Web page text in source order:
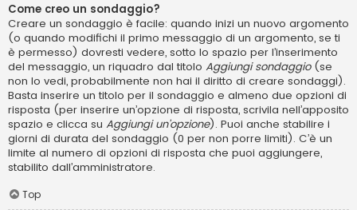
Come creo un sondaggio?
Creare un sondaggio è facile: quando inizi un nuovo argomento
(o quando modifichi il primo messaggio di un argomento, se ti
è permesso) dovresti vedere, sotto lo spazio per l’inserimento
del messaggio, un riquadro dal titolo Aggiungi sondaggio(se
non lo vedi, probabilmente non hai il diritto di creare sondaggi).
Basta inserire un titolo per il sondaggio e almeno due opzioni di
risposta (per inserire un’opzione di risposta, scrivila nell’apposito
spazio e clicca su Aggiungi un’opzione). Puoi anche stabilire i
giorni di durata del sondaggio (0 per non porre limiti). C’è un
limite al numero di opzioni di risposta che puoi aggiungere,
stabilito dall’amministratore.
Top